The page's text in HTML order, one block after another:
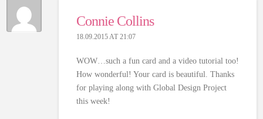
Connie Collins
18.09.2015 AT 21:07
WOW…such a fun card and a video tutorial too!
How wonderful! Your card is beautiful. Thanks
for playing along with Global Design Project
this week!